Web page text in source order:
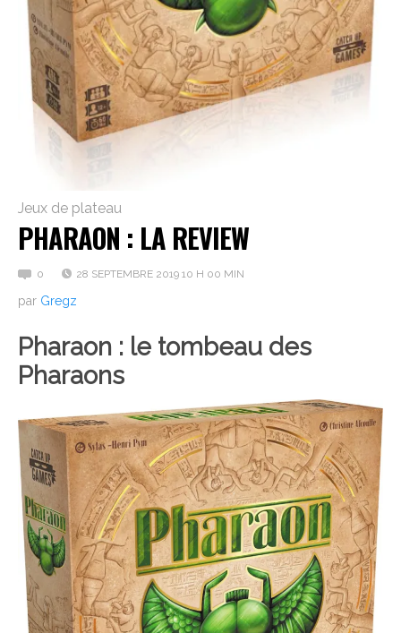
Jeux de plateau
PHARAON : LA REVIEW
0 28 SEPTEMBRE 2019 10 H 00 MIN
par Gregz
Pharaon : le tombeau des
Pharaons